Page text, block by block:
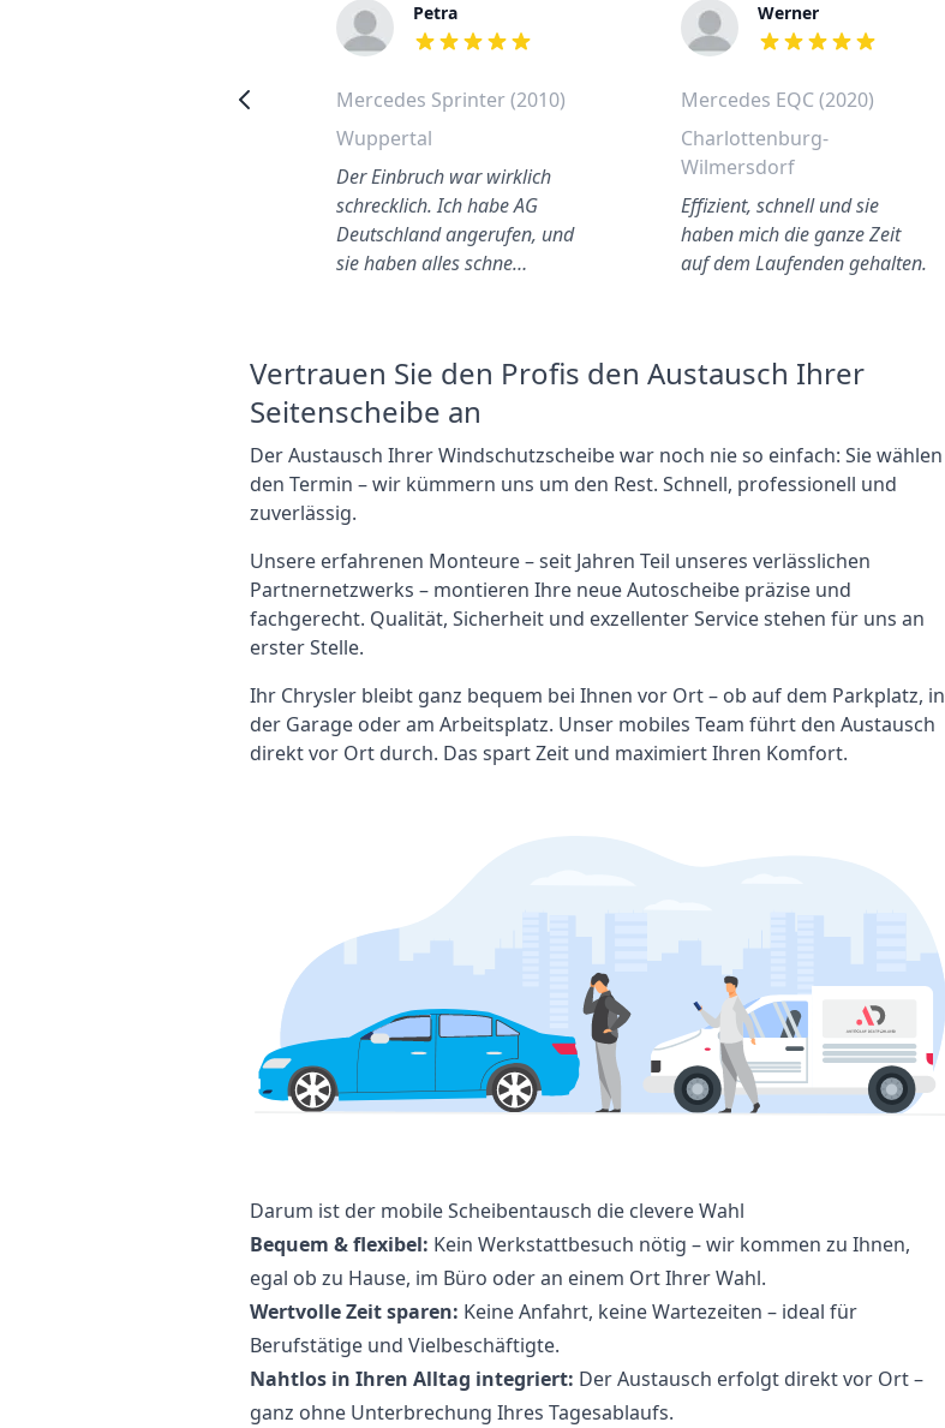
Petra
out of 5 stars
Mercedes Sprinter (2010)
Wuppertal
Der Einbruch war wirklich
schrecklich. Ich habe AG
Deutschland angerufen, und
sie haben alles schne…
Werner
out of 5 stars
Mercedes EQC (2020)
Charlottenburg-
Wilmersdorf
Effizient, schnell und sie
haben mich die ganze Zeit
auf dem Laufenden gehalten.
Vertrauen Sie den Profis den Austausch Ihrer
Seitenscheibe an
Der Austausch Ihrer Windschutzscheibe war noch nie so einfach: Sie wählen
den Termin – wir kümmern uns um den Rest. Schnell, professionell und
zuverlässig.
Unsere erfahrenen Monteure – seit Jahren Teil unseres verlässlichen
Partnernetzwerks – montieren Ihre neue Autoscheibe präzise und
fachgerecht. Qualität, Sicherheit und exzellenter Service stehen für uns an
erster Stelle.
Ihr Chrysler bleibt ganz bequem bei Ihnen vor Ort – ob auf dem Parkplatz, in
der Garage oder am Arbeitsplatz. Unser mobiles Team führt den Austausch
direkt vor Ort durch. Das spart Zeit und maximiert Ihren Komfort.
Darum ist der mobile Scheibentausch die clevere Wahl
Bequem & flexibel: Kein Werkstattbesuch nötig – wir kommen zu Ihnen,
egal ob zu Hause, im Büro oder an einem Ort Ihrer Wahl.
Wertvolle Zeit sparen: Keine Anfahrt, keine Wartezeiten – ideal für
Berufstätige und Vielbeschäftigte.
Nahtlos in Ihren Alltag integriert: Der Austausch erfolgt direkt vor Ort –
ganz ohne Unterbrechung Ihres Tagesablaufs.